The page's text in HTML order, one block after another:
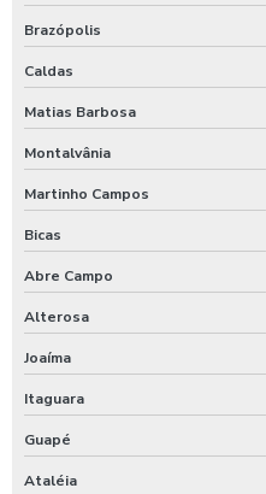
Brazópolis
Caldas
Matias Barbosa
Montalvânia
Martinho Campos
Bicas
Abre Campo
Alterosa
Joaíma
Itaguara
Guapé
Ataléia